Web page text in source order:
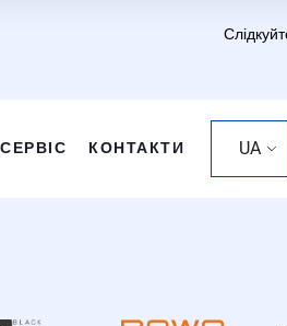
СЕРВІС КОНТАКТИ UA